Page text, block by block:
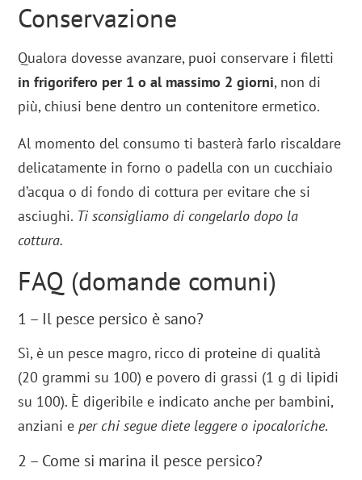
Conservazione
Qualora dovesse avanzare, puoi conservare i filetti
in frigorifero per 1 o al massimo 2 giorni, non di
più, chiusi bene dentro un contenitore ermetico.
Al momento del consumo ti basterà farlo riscaldare
delicatamente in forno o padella con un cucchiaio
d’acqua o di fondo di cottura per evitare che si
asciughi. Ti sconsigliamo di congelarlo dopo la
cottura.
FAQ (domande comuni)
1 – Il pesce persico è sano?
Sì, è un pesce magro, ricco di proteine di qualità
(20 grammi su 100) e povero di grassi (1 g di lipidi
su 100). È digeribile e indicato anche per bambini,
anziani eper chi segue diete leggere o ipocaloriche.
2 – Come si marina il pesce persico?